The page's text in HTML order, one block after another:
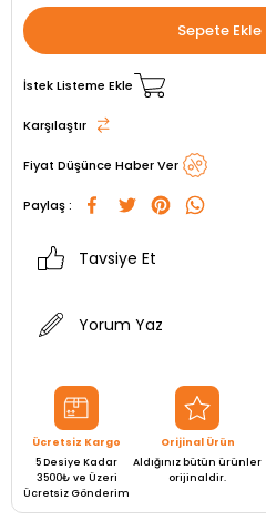
İstek Listeme Ekle
Karşılaştır
Fiyat Düşünce Haber Ver
Paylaş :
Tavsiye Et
Yorum Yaz
Ücretsiz Kargo
5 Desiye Kadar
3500₺ ve Üzeri
Ücretsiz Gönderim
Orijinal Ürün
Aldığınız bütün ürünler
orijinaldir.